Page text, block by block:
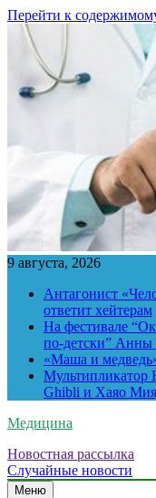
Перейти к
9 августа, 2026
Антагонист
ответит хейтерам
На фестивале
по-детски”
«Маша и
Мультипликатор
Ghibli и Хаяо
Медицина
Новостная рассылка
Случайные новости
Меню